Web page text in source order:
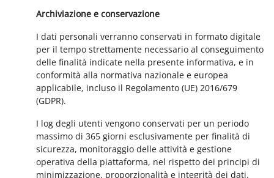
Archiviazione e conservazione
I dati personali verranno conservati in formato digitale
per il tempo strettamente necessario al conseguimento
delle finalità indicate nella presente informativa, e in
conformità alla normativa nazionale e europea
applicabile, incluso il Regolamento (UE) 2016/679
(GDPR).
I log degli utenti vengono conservati per un periodo
massimo di 365 giorni esclusivamente per finalità di
sicurezza, monitoraggio delle attività e gestione
operativa della piattaforma, nel rispetto dei principi di
minimizzazione, proporzionalità e integrità dei dati.